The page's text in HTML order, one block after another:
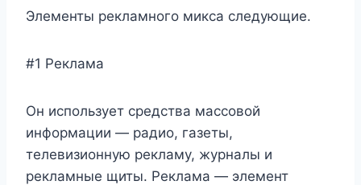
Элементы рекламного микса следующие.
#1 Реклама
Он использует средства массовой
информации — радио, газеты,
телевизионную рекламу, журналы и
рекламные щиты. Реклама — элемент